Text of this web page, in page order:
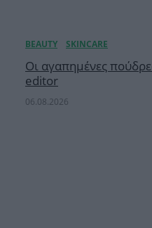
Οι αγαπημένες
editor
06.08.2026